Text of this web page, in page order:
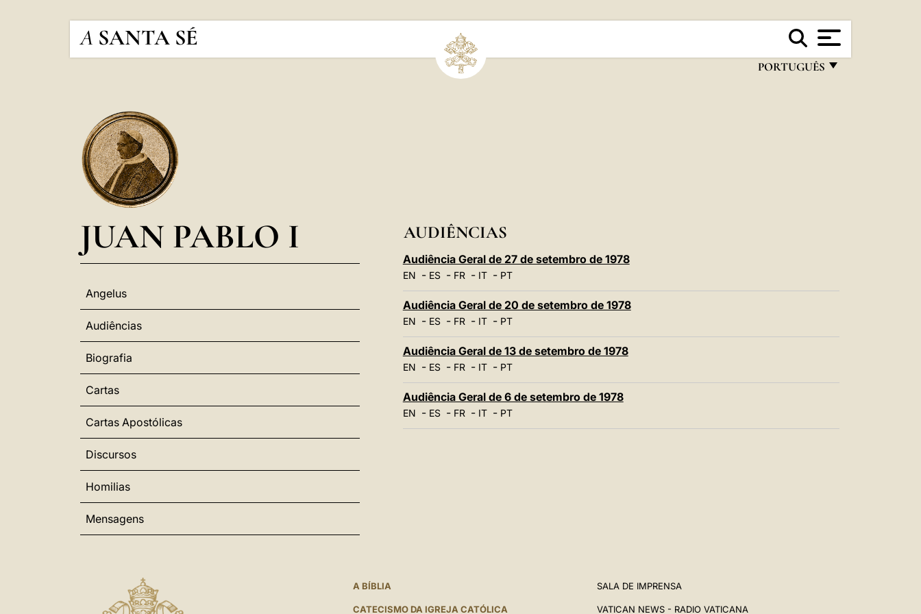
A SANTA SÉ
PORTUGUÊS
LATINE
JUAN PABLO I
Angelus
Audiências
Biografia
Cartas
Cartas Apostólicas
Discursos
Homilias
Mensagens
AUDIÊNCIAS
Audiência Geral de 27 de setembro de 1978
EN - ES- FR- IT- PT
Audiência Geral de 20 de setembro de 1978
EN - ES- FR- IT- PT
Audiência Geral de 13 de setembro de 1978
EN - ES- FR- IT- PT
Audiência Geral de 6 de setembro de 1978
EN - ES- FR- IT- PT
A BÍBLIA
CATECISMO DA IGREJA CATÓLICA
SALA DE IMPRENSA
VATICAN NEWS - RADIO VATICANA